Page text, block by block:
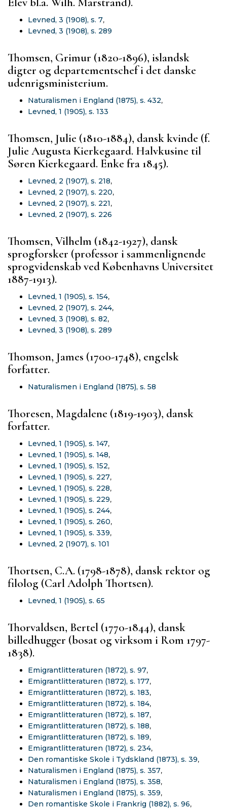
Levned, 3 (1908), s. 7,
Levned, 3 (1908), s. 289
Thomsen, Grimur (1820-1896), islandsk
digter og departementschef i det danske
udenrigsministerium.
Naturalismen i England (1875), s. 432,
Levned, 1 (1905), s. 133
Thomsen, Julie (1810-1884), dansk kvinde (f.
Julie Augusta Kierkegaard. Halvkusine til
Søren Kierkegaard. Enke fra 1845).
Levned, 2 (1907), s. 218,
Levned, 2 (1907), s. 220,
Levned, 2 (1907), s. 221,
Levned, 2 (1907), s. 226
Thomsen, Vilhelm (1842-1927), dansk
sprogforsker (professor i sammenlignende
sprogvidenskab ved Københavns Universitet
1887-1913).
Levned, 1 (1905), s. 154,
Levned, 2 (1907), s. 244,
Levned, 3 (1908), s. 82,
Levned, 3 (1908), s. 289
Thomson, James (1700-1748), engelsk
forfatter.
Naturalismen i England (1875), s. 58
Thoresen, Magdalene (1819-1903), dansk
forfatter.
Levned, 1 (1905), s. 147,
Levned, 1 (1905), s. 148,
Levned, 1 (1905), s. 152,
Levned, 1 (1905), s. 227,
Levned, 1 (1905), s. 228,
Levned, 1 (1905), s. 229,
Levned, 1 (1905), s. 244,
Levned, 1 (1905), s. 260,
Levned, 1 (1905), s. 339,
Levned, 2 (1907), s. 101
Thortsen, C.A. (1798-1878), dansk rektor og
filolog (Carl Adolph Thortsen).
Levned, 1 (1905), s. 65
Thorvaldsen, Bertel (1770-1844), dansk
billedhugger (bosat og virksom i Rom 1797-
1838).
Emigrantlitteraturen (1872), s. 97,
Emigrantlitteraturen (1872), s. 177,
Emigrantlitteraturen (1872), s. 183,
Emigrantlitteraturen (1872), s. 184,
Emigrantlitteraturen (1872), s. 187,
Emigrantlitteraturen (1872), s. 188,
Emigrantlitteraturen (1872), s. 189,
Emigrantlitteraturen (1872), s. 234,
Den romantiske Skole i Tydskland (1873), s. 39,
Naturalismen i England (1875), s. 357,
Naturalismen i England (1875), s. 358,
Naturalismen i England (1875), s. 359,
Den romantiske Skole i Frankrig (1882), s. 96,